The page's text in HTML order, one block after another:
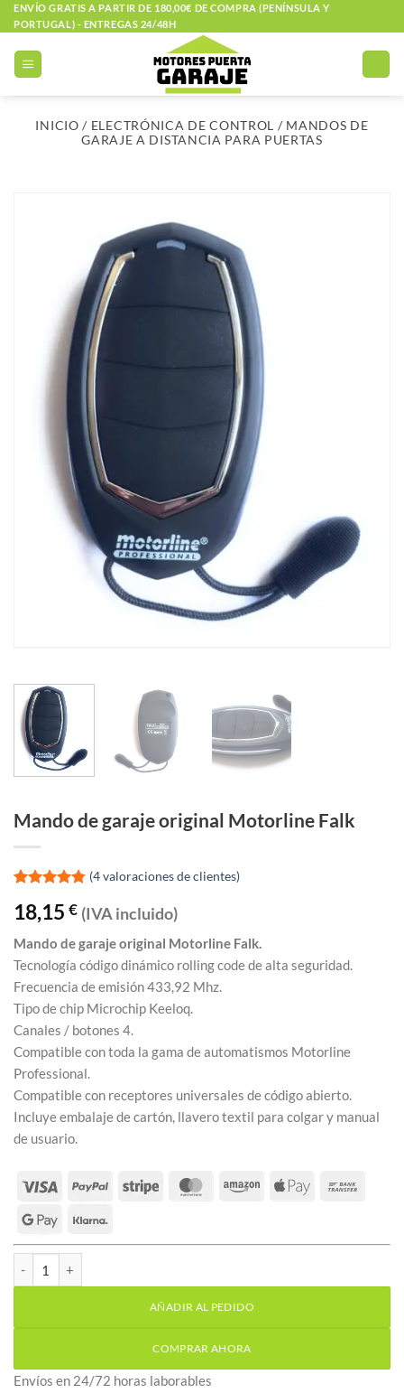
Saltar
al
contenido
ENVÍO GRATIS A PARTIR DE 180,00€ DE COMPRA (PENÍNSULA Y
PORTUGAL) - ENTREGAS 24/48H
INICIO / ELECTRÓNICA DE CONTROL / MANDOS DE
GARAJE A DISTANCIA PARA PUERTAS
Mando de garaje original Motorline Falk
con 4.75
de 5 en
base a
s de
clientes
(4valoraciones de clientes)
18,15 € (IVA incluido)
Mando de garaje original Motorline Falk.
Tecnología código dinámico rolling code de alta seguridad.
Frecuencia de emisión 433,92 Mhz.
Tipo de chip Microchip Keeloq.
Canales / botones 4.
Compatible con toda la gama de automatismos Motorline
Professional.
Compatible con receptores universales de código abierto.
Incluye embalaje de cartón, llavero textil para colgar y manual
de usuario.
Mando de garaje original Motorline Falk cantidad
AÑADIR AL PEDIDO
COMPRAR AHORA
Envíos en 24/72 horas laborables